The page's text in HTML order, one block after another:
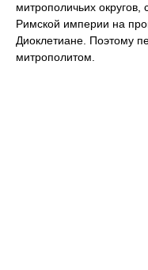
митрополичьих
Римской империи на
Диоклетиане. Поэтому
митрополитом.